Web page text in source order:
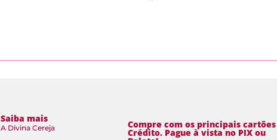
Saiba mais
A Divina Cereja
Compre com os principais cartões
Crédito. Pague à vista no PIX ou